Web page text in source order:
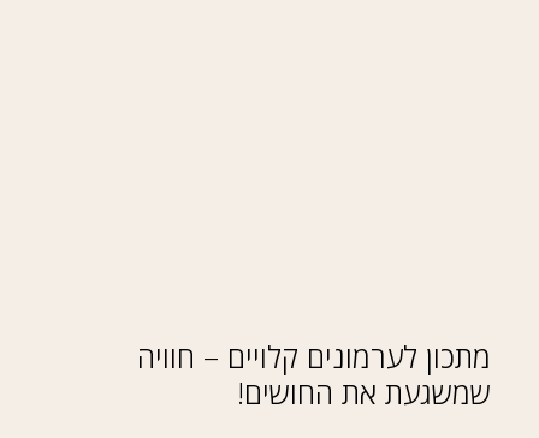
מתכון לערמונים קלויים – חוויה
שמשגעת את החושים!